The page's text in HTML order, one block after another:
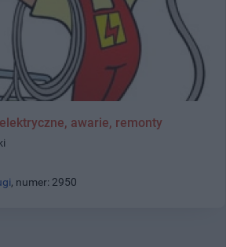
awarie, remonty
, numer: 2950